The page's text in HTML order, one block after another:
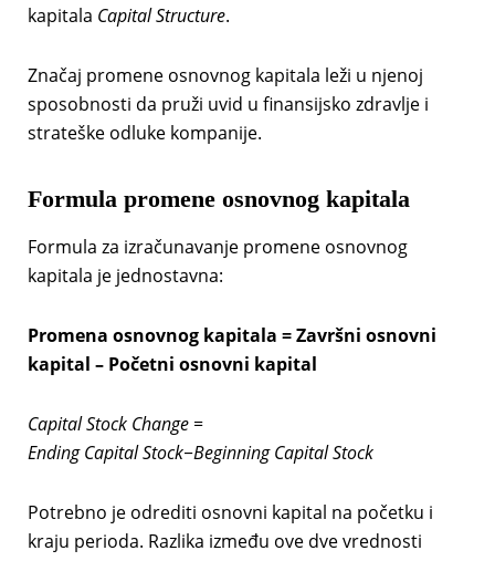
kapitala Capital Structure.
Značaj promene osnovnog kapitala leži u njenoj
sposobnosti da pruži uvid u finansijsko zdravlje i
strateške odluke kompanije.
Formula promene osnovnog kapitala
Formula za izračunavanje promene osnovnog
kapitala je jednostavna:
Promena osnovnog kapitala = Završni osnovni
kapital – Početni osnovni kapital
Capital Stock Change =
Ending Capital Stock−Beginning Capital Stock
Potrebno je odrediti osnovni kapital na početku i
kraju perioda. Razlika između ove dve vrednosti